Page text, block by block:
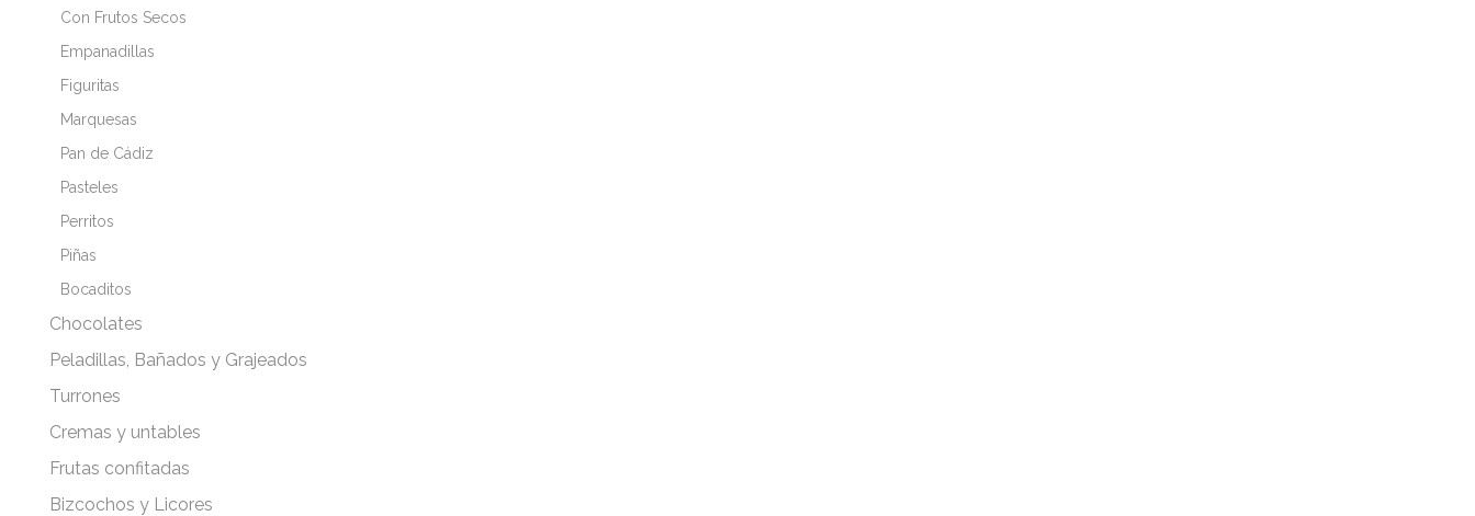
Con Frutos Secos
Empanadillas
Figuritas
Marquesas
Pan de Cádiz
Pasteles
Perritos
Piñas
Bocaditos
Chocolates
Peladillas, Bañados y Grajeados
Turrones
Cremas y untables
Frutas confitadas
Bizcochos y Licores